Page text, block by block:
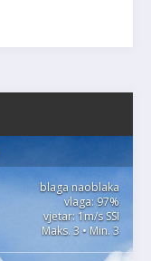
blaga naoblaka
vlaga: 97%
vjetar: 1m/s SSI
Maks. 3 • Min. 3